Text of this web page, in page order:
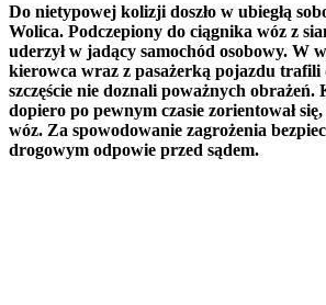
Do nietypowej kolizji doszło w ubiegłą
Wolica. Podczepiony do ciągnika wóz z
uderzył w jadący samochód osobowy. W
kierowca wraz z pasażerką pojazdu trafili
szczęście nie doznali poważnych obrażeń.
dopiero po pewnym czasie zorientował
wóz. Za spowodowanie zagrożenia
drogowym odpowie przed sądem.